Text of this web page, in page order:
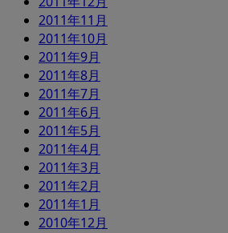
2011年11月
2011年10月
2011年9月
2011年8月
2011年7月
2011年6月
2011年5月
2011年4月
2011年3月
2011年2月
2011年1月
2010年12月